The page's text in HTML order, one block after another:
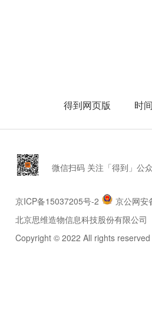
得到网页版 时
微信扫码 关注「得到」公
京ICP备15037205号-2
京公网安
北京思维造物信息科技股份有限公司
Copyright © 2022 All rights reserved